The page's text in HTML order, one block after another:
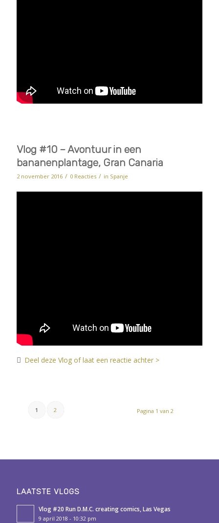
Vlog #10 – Avontuur in een
bananenplantage, Gran Canaria
2 november 2016 / 0 Reacties / in Spanje
Deel deze Vlog of laat een reactie achter >
Pagina 1 van 2
1 2
LAATSTE VLOGS
Vlog #20 Run D.M.C. creating comics, Las Vegas
9 april 2018 - 10:32 pm